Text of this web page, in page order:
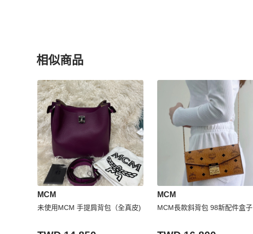
相似商品
更多相似MCM女包推薦精品
MCM
未使用MCM 手提肩背包（全真皮)
MCM
MCM長款斜背包 98新配件盒子